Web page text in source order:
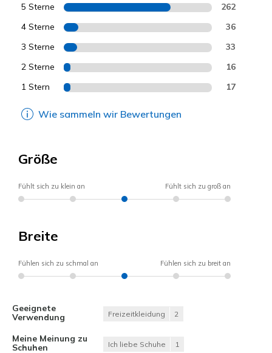
5 Sterne 262
4 Sterne 36
3 Sterne 33
2 Sterne 16
1 Stern 17
Wie sammeln wir Bewertungen
Größe
Fühlt sich zu klein an Fühlt sich zu groß an
Breite
Fühlen sich zu schmal an Fühlen sich zu breit an
Geeignete
Verwendung
Freizeitkleidung 2
Meine Meinung zu
Schuhen
Ich liebe Schuhe 1